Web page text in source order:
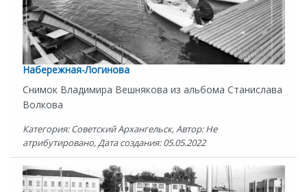
Набережная-Логинова
Снимок Владимира Вешнякова из альбома Станислава
Волкова
Категория: Советский Архангельск, Автор: Не
атрибутировано, Дата создания: 05.05.2022